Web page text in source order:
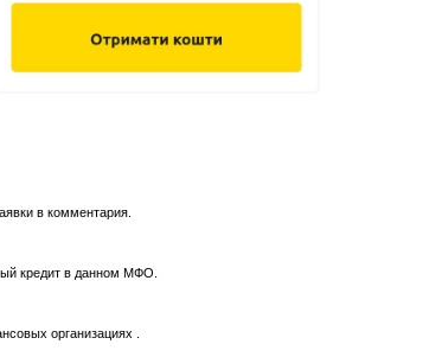
в комментария.
кредит в данном МФО.
организациях .